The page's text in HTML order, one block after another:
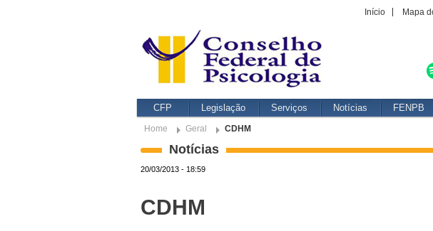
Início Mapa
CFP Legislação Serviços Notícias FENPB
Home Geral CDHM
Notícias
20/03/2013 - 18:59
CDHM